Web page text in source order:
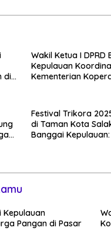
di
Wakil Ketua I DPRD
Kepulauan
Kementerian
Festival Trikora
di Taman Kota
Banggai
Kepulauan
Pangan di Pasar